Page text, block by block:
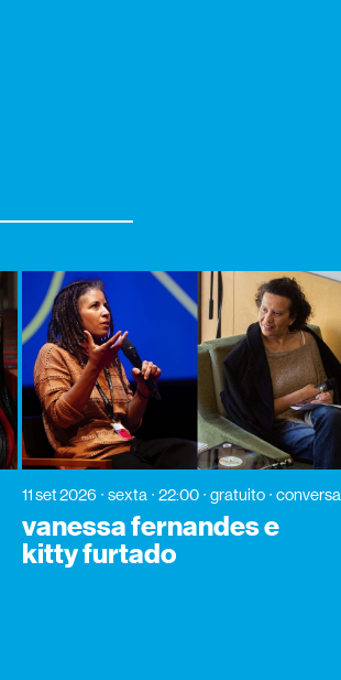
11 set 2026 sexta 22:00 gratuito conversa
vanessa fernandes e
kitty furtado